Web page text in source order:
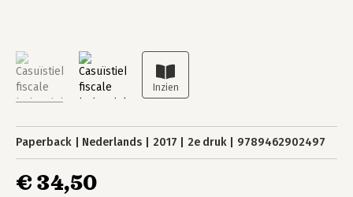
Paperback Nederlands 2017 2e druk 9789462902497
€ 34,50